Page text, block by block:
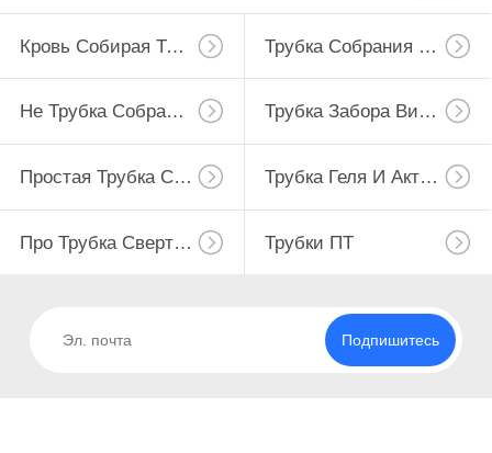
Кровь Собирая Трубку Трубка Собрания Крови Вакуума
Не Трубка Собрания Крови Вакуума Трубка Забора Вируса
Простая Трубка Собрания Крови Трубка Геля И Активатора Сгустка Крови
Про Трубка Свертывания Трубки ПТ
Подпишитесь